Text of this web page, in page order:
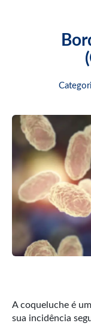
A coqueluche é
sua incidência